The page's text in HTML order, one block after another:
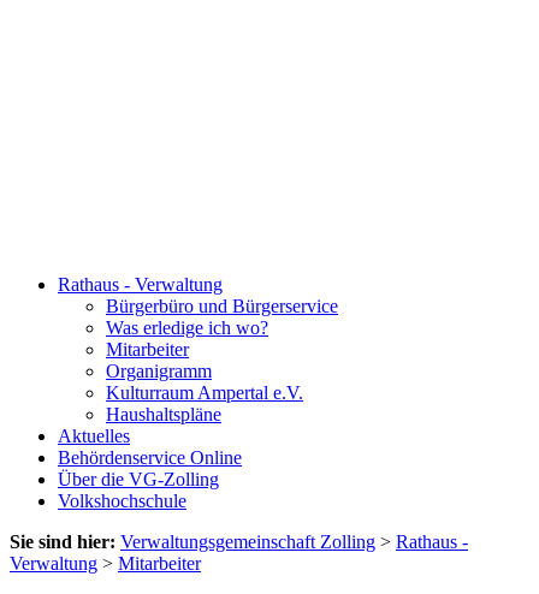
Rathaus - Verwaltung
Bürgerbüro und Bürgerservice
Was erledige ich wo?
Mitarbeiter
Organigramm
Kulturraum Ampertal e.V.
Haushaltspläne
Aktuelles
Behördenservice Online
Über die VG-Zolling
Volkshochschule
Sie sind hier: Verwaltungsgemeinschaft Zolling > Rathaus -
Verwaltung > Mitarbeiter